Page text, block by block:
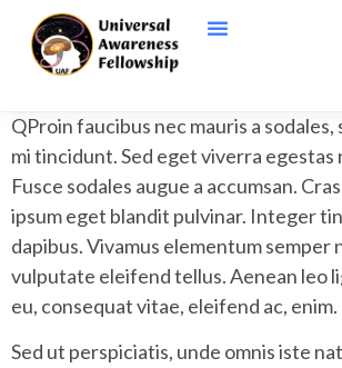
QProin faucibus nec mauris a
mi tincidunt. Sed eget viverra egestas
Fusce sodales augue a accumsan.
ipsum eget blandit pulvinar. Integer
dapibus. Vivamus elementum semper
vulputate eleifend tellus. Aenean leo
eu, consequat vitae, eleifend ac, enim.
Sed ut perspiciatis, unde omnis iste